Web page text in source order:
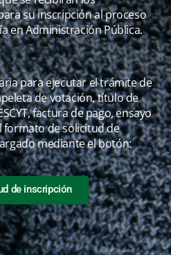
su inscripción al proceso
en Administración Pública.
para ejecutar el trámite de
de votación, título de
factura de pago, ensayo
formato de solicitud de
mediante el botón:
de inscripción